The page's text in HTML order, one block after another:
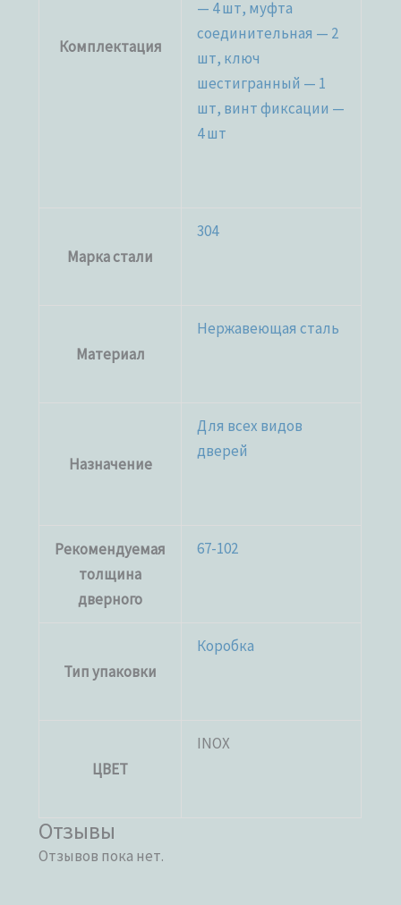
Комплектация
— 4 шт, муфта
соединительная — 2
шт, ключ
шестигранный — 1
шт, винт фиксации —
4 шт
Марка стали
304
Материал
Нержавеющая сталь
Назначение
Для всех видов
дверей
Рекомендуемая
толщина
дверного
67-102
Тип упаковки
Коробка
ЦВЕТ
INOX
Отзывы
Отзывов пока нет.